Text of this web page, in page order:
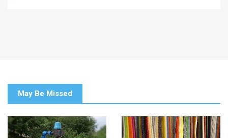
May Be Missed